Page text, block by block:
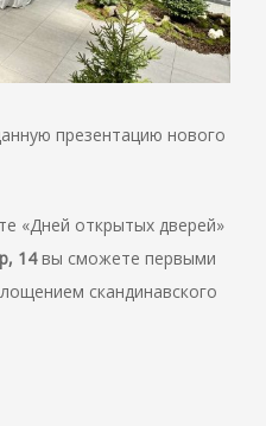
презентацию нового
«Дней открытых дверей»
14вы сможете первыми
скандинавского